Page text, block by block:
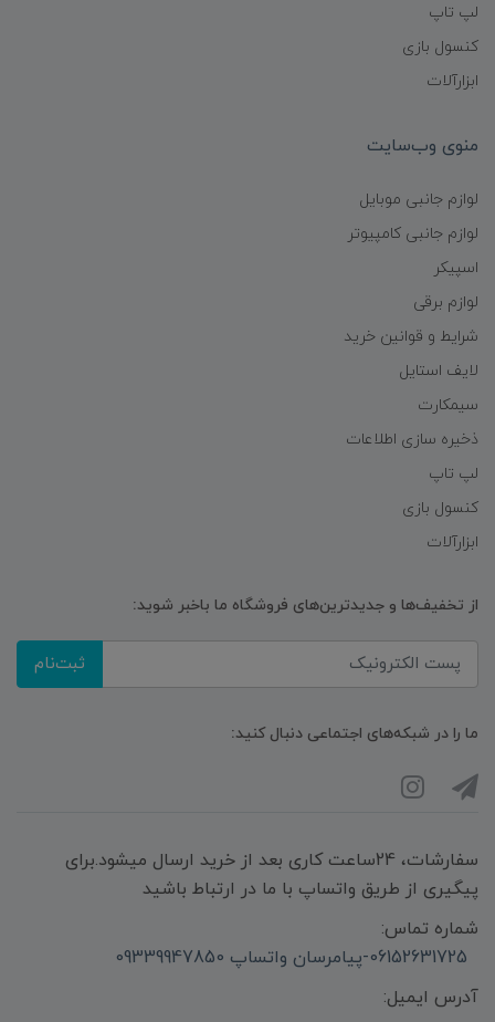
لپ تاپ
کنسول بازی
ابزارآلات
منوی وب‌سایت
لوازم جانبی موبایل
لوازم جانبی کامپیوتر
اسپیکر
لوازم برقی
شرایط و قوانین خرید
لایف استایل
سیمکارت
ذخیره سازی اطلاعات
لپ تاپ
کنسول بازی
ابزارآلات
از تخفیف‌ها و جدیدترین‌های فروشگاه ما باخبر شوید:
ثبت‌نام
ما را در شبکه‌های اجتماعی دنبال کنید:
سفارشات، 24ساعت کاری بعد از خرید ارسال میشود.برای
پیگیری از طریق واتساپ با ما در ارتباط باشید
شماره تماس:
06152631725-پیامرسان واتساپ 09339947850
آدرس ایمیل: